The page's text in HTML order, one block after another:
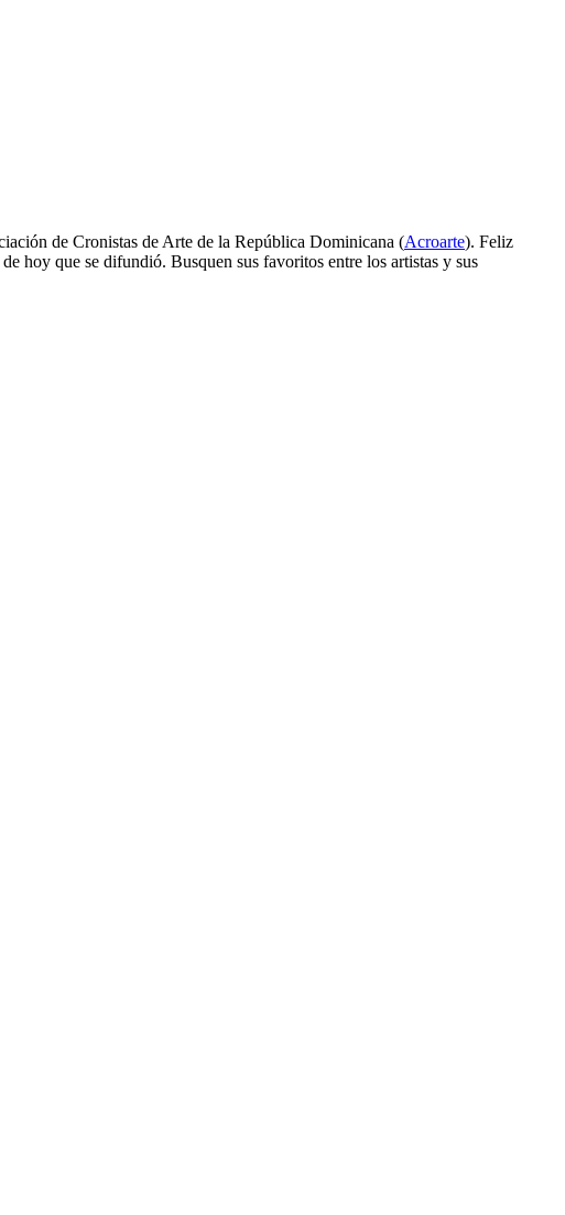
de Cronistas de Arte de la República Dominicana (Acroarte). Feliz
hoy que se difundió. Busquen sus favoritos entre los artistas y sus